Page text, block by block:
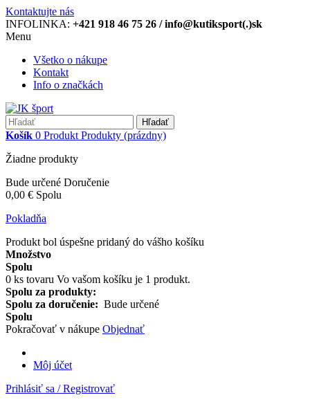
Kontaktujte nás
INFOLINKA: +421 918 46 75 26 / info@kutiksport(.)sk
Menu
Všetko o nákupe
Kontakt
Info o značkách
Hľadať
Košík 0 Produkt Produkty (prázdny)
Žiadne produkty
Bude určené Doručenie
0,00 € Spolu
Pokladňa
Produkt bol úspešne pridaný do vášho košíku
Množstvo
Spolu
0 ks tovaru Vo vašom košíku je 1 produkt.
Spolu za produkty:
Spolu za doručenie: Bude určené
Spolu
Pokračovať v nákupe Objednať
Môj účet
Prihlásiť sa / Registrovať